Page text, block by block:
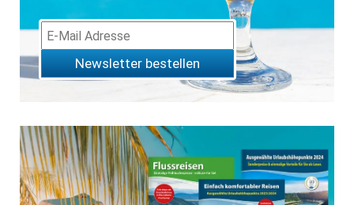
Newsletter bestellen